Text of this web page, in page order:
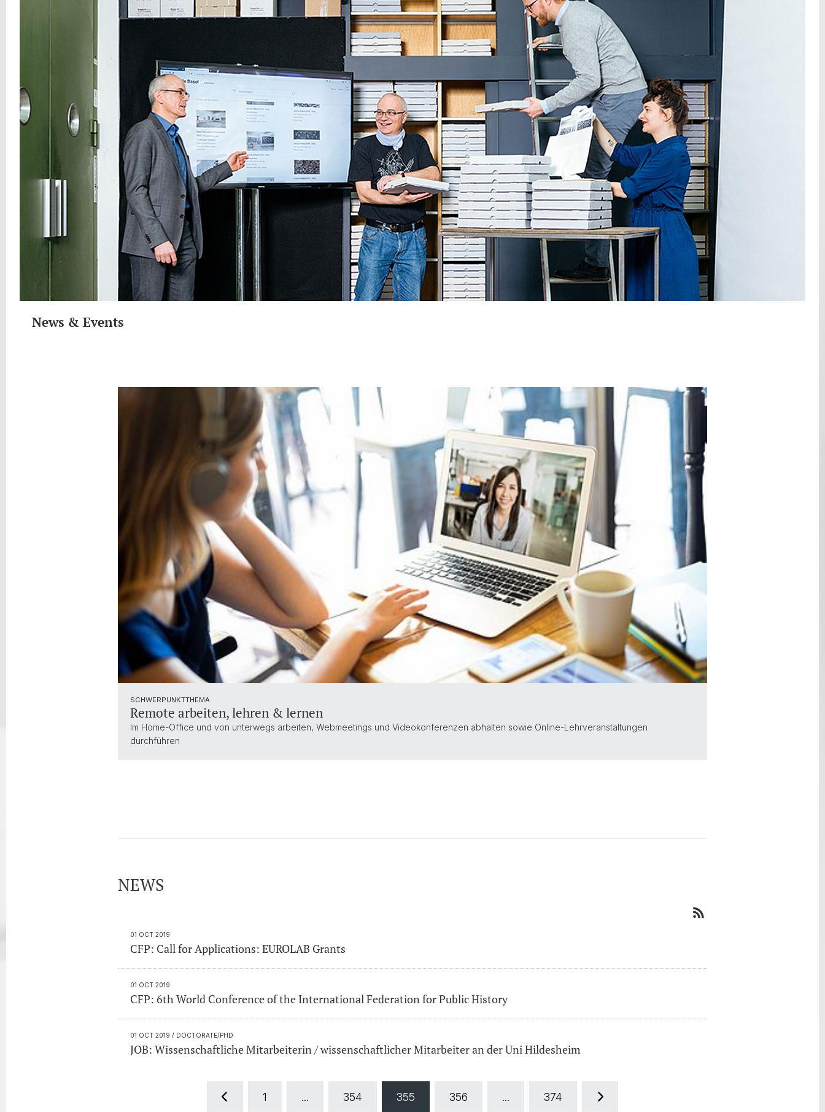
News & Events
SCHWERPUNKTTHEMA
Remote arbeiten, lehren & lernen
Im Home-Office und von unterwegs arbeiten, Webmeetings und Videokonferenzen abhalten sowie Online-Lehrveranstaltungen
durchführen
NEWS
01 OCT 2019
CFP: Call for Applications: EUROLAB Grants
01 OCT 2019
CFP: 6th World Conference of the International Federation for Public History
01 OCT 2019 / DOCTORATE/PHD
JOB: Wissenschaftliche Mitarbeiterin / wissenschaftlicher Mitarbeiter an der Uni Hildesheim
1 ... 354 355 356 ... 374